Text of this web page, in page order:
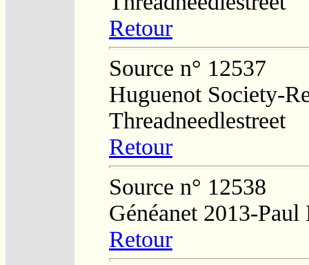
Retour
Source n° 12537
Huguenot Society-
Threadneedlestreet
Retour
Source n° 12538
Généanet 2013-Paul
Retour